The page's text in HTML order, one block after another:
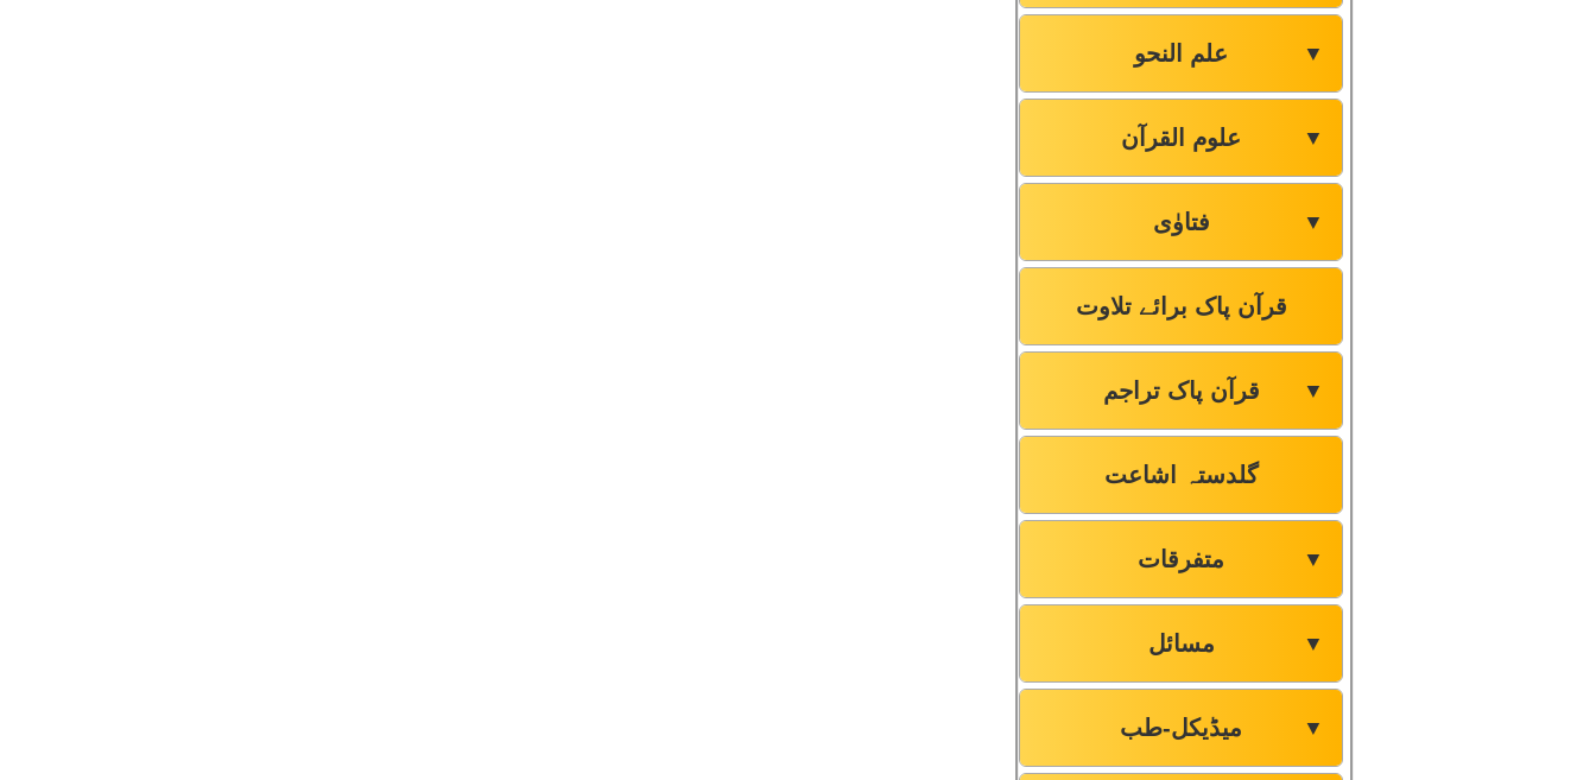
علم النحو ▼
علوم القرآن ▼
فتاوٰی ▼
قرآن پاک برائے تلاوت
قرآن پاک تراجم ▼
گلدستہ اشاعت
متفرقات ▼
مسائل ▼
میڈیکل-طب ▼